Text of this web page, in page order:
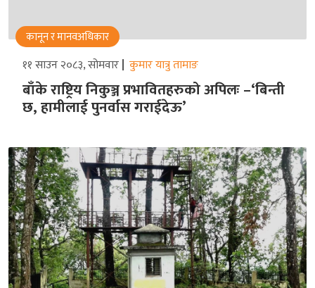
कानून र मानवअधिकार
११ साउन २०८३, सोमवार कुमार यात्रु तामाङ
बाँके राष्ट्रिय निकुञ्ज प्रभावितहरुको अपिलः –‘बिन्ती
छ, हामीलाई पुनर्वास गराईदेऊ’